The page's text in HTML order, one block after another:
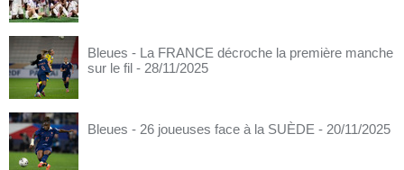
Bleues - La FRANCE décroche la première manche
sur le fil - 28/11/2025
Bleues - 26 joueuses face à la SUÈDE - 20/11/2025